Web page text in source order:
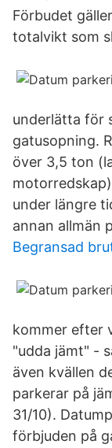
Förbudet
totalvikt som
underlätta för
gatusopning.
över 3,5 ton
under längre
annan allmän
Begransad
kommer efter
"udda jämt" -
även kvällen
parkerar på
31/10).
förbjuden på